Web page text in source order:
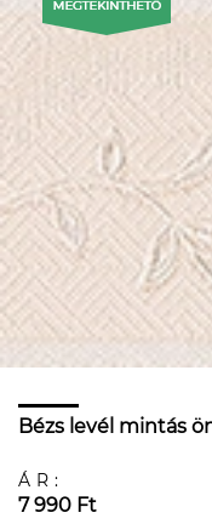
Bézs levél mintás
ÁR:
7 990 Ft